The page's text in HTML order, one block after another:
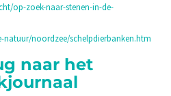
op-zoek-naar-stenen-in-de-
noordzee/schelpdierbanken.htm
naar het